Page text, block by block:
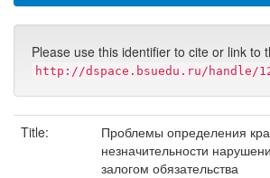
Please use this identifier to cite or link to
http://dspace.bsuedu.ru/handle/
Title:
Проблемы определения
незначительности
залогом обязательства